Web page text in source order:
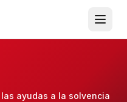
ayudas a la solvencia